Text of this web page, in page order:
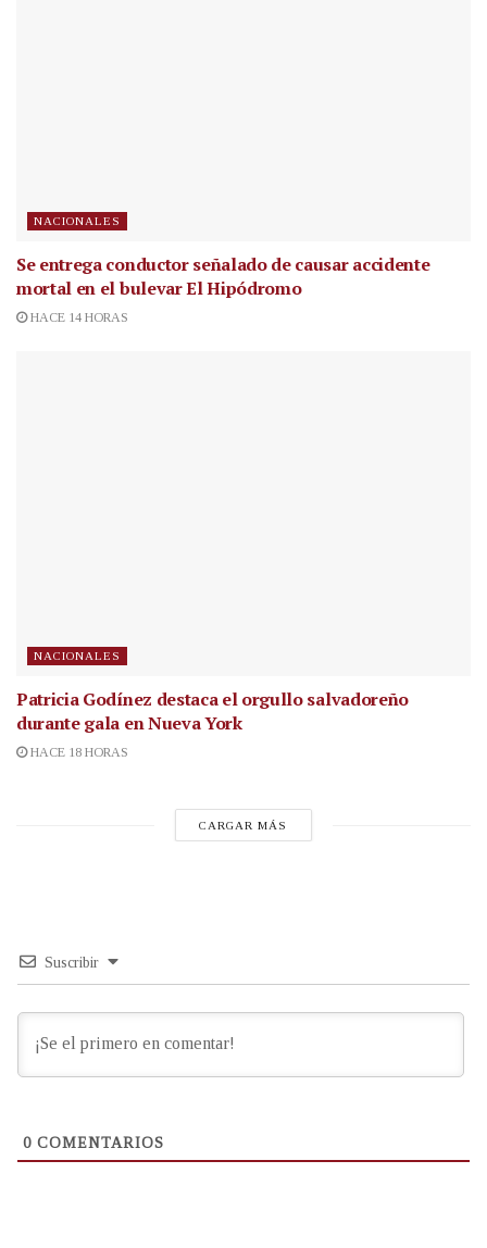
NACIONALES
Se entrega conductor señalado de causar accidente
mortal en el bulevar El Hipódromo
HACE 14 HORAS
NACIONALES
Patricia Godínez destaca el orgullo salvadoreño
durante gala en Nueva York
HACE 18 HORAS
CARGAR MÁS
Suscribir
0 COMENTARIOS